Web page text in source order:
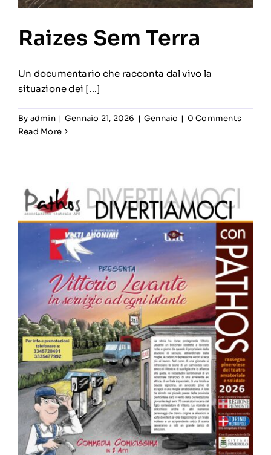
Raizes Sem Terra
Un documentario che racconta dal vivo la
situazione dei [...]
By admin | Gennaio 21, 2026 | Gennaio | 0 Comments
Read More